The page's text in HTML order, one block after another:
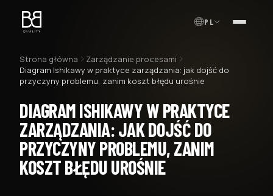
PL MENU
Strona główna
Zarządzanie procesami
Diagram Ishikawy w praktyce zarządzania: jak dojść do
przyczyny problemu, zanim koszt błędu urośnie
DIAGRAM ISHIKAWY W PRAKTYCE
ZARZĄDZANIA: JAK DOJŚĆ DO
PRZYCZYNY PROBLEMU, ZANIM
KOSZT BŁĘDU UROŚNIE